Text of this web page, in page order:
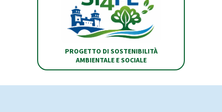
PROGETTO DI SOSTENIBILITÀ
AMBIENTALE E SOCIALE